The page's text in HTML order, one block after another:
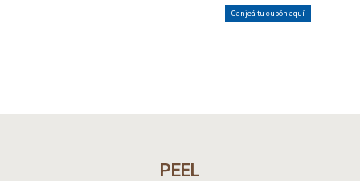
Canjeá tu cupón aquí
PEEL